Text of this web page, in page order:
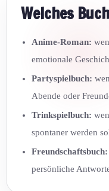
Welches
Anime-Roman:
emotionale
Partyspielbuch:
Abende oder
Trinkspielbuch:
spontaner werden
Freundschaftsbuch:
persönliche